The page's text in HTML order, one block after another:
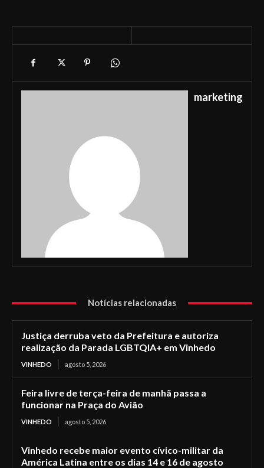
marketing
Notícias relacionadas
Justiça derruba veto da Prefeitura e autoriza
realização da Parada LGBTQIA+ em Vinhedo
VINHEDO agosto 5, 2026
Feira livre de terça-feira de manhã passa a
funcionar na Praça do Avião
VINHEDO agosto 5, 2026
Vinhedo recebe maior evento cívico-militar da
América Latina entre os dias 14 e 16 de agosto